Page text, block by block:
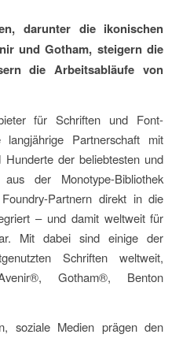
darunter die ikonischen
und Gotham, steigern die
die Arbeitsabläufe von
für Schriften und Font-
langjährige Partnerschaft mit
der beliebtesten und
der Monotype-Bibliothek
Partnern direkt in die
– und damit weltweit für
Mit dabei sind einige der
Schriften weltweit,
Gotham®, Benton
soziale Medien prägen den